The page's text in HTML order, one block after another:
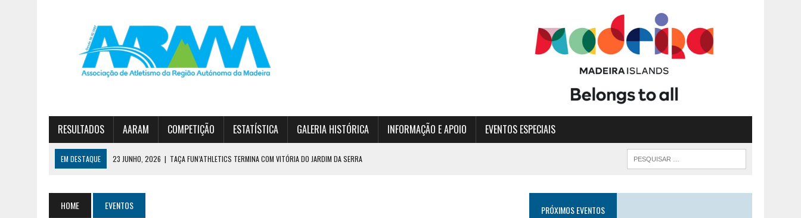
RESULTADOS AARAM COMPETIÇÃO ESTATÍSTICA GALERIA HISTÓRICA INFORMAÇÃO E APOIO EVENTOS ESPECIAIS
EM DESTAQUE 19 JUNHO, 2026
DIOGO NÓBREGA E JOANA SOUSA VENCEM CIRCUITO DO EPF
HOME EVENTOS PRÓXIMOS EVENTOS